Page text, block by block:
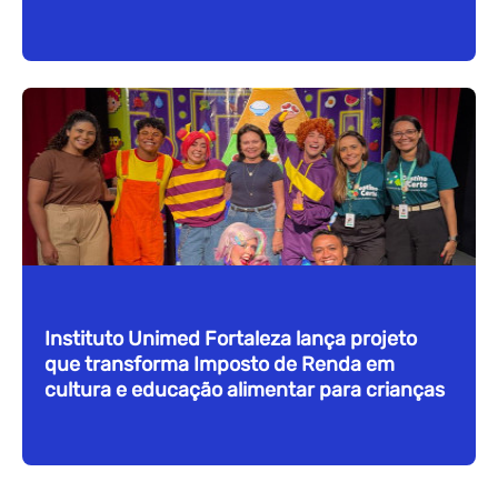
Instituto Unimed Fortaleza lança projeto
que transforma Imposto de Renda em
cultura e educação alimentar para crianças